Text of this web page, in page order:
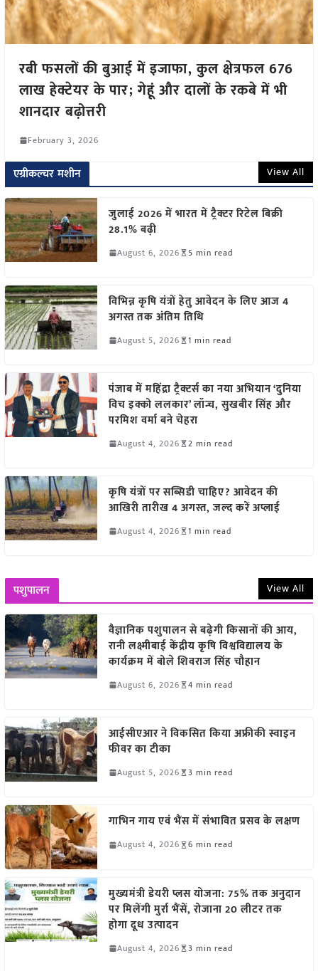
रबी फसलों की बुआई में इजाफा, कुल क्षेत्रफल 676
लाख हेक्टेयर के पार; गेहूं और दालों के रकबे में भी
शानदार बढ़ोत्तरी
February 3, 2026
एग्रीकल्चर मशीन View All
जुलाई 2026 में भारत में ट्रैक्टर रिटेल बिक्री
28.1% बढ़ी
August 6, 2026 5 min read
विभिन्न कृषि यंत्रों हेतु आवेदन के लिए आज 4
अगस्त तक अंतिम तिथि
August 5, 2026 1 min read
पंजाब में महिंद्रा ट्रैक्टर्स का नया अभियान ‘दुनिया
विच इक्को ललकार’ लॉन्च, सुखबीर सिंह और
परमिश वर्मा बने चेहरा
August 4, 2026 2 min read
कृषि यंत्रों पर सब्सिडी चाहिए? आवेदन की
आखिरी तारीख 4 अगस्त, जल्द करें अप्लाई
August 4, 2026 1 min read
पशुपालन View All
वैज्ञानिक पशुपालन से बढ़ेगी किसानों की आय,
रानी लक्ष्मीबाई केंद्रीय कृषि विश्वविद्यालय के
कार्यक्रम में बोले शिवराज सिंह चौहान
August 6, 2026 4 min read
आईसीएआर ने विकसित किया अफ्रीकी स्वाइन
फीवर का टीका
August 5, 2026 3 min read
गाभिन गाय एवं भैंस में संभावित प्रसव के लक्षण
August 4, 2026 6 min read
मुख्यमंत्री डेयरी प्लस योजना: 75% तक अनुदान
पर मिलेंगी मुर्रा भैंसें, रोजाना 20 लीटर तक
होगा दूध उत्पादन
August 4, 2026 3 min read